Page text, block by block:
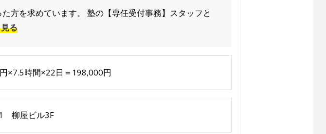
方を求めています。 塾の【専任受付事務】スタッフと
る
×7.5時間×22日＝198,000円
柳屋ビル3F